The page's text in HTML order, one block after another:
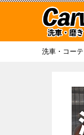
洗車・コー